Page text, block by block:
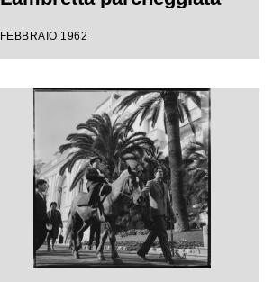
municipale nei giorni del
FEBBRAIO 1962